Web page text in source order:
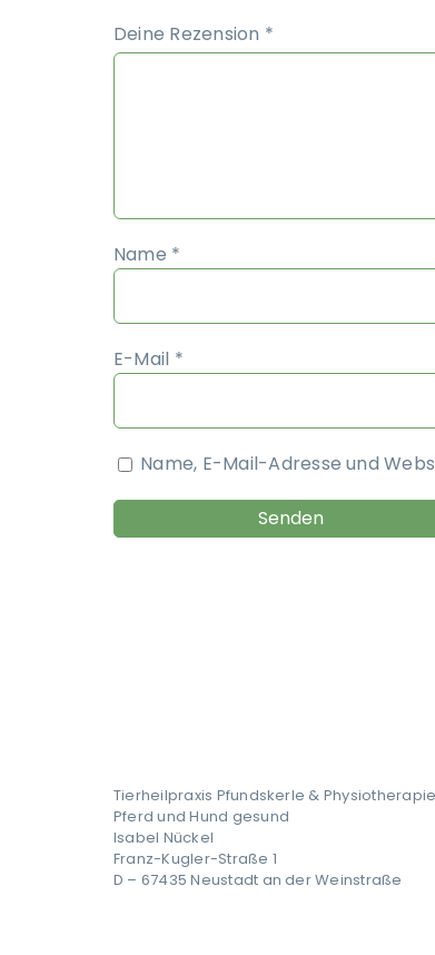
Deine Rezension *
Name *
E-Mail *
Name, E-Mail-Adresse und
Tierheilpraxis Pfundskerle & Physiotherapie
Pferd und Hund gesund
Isabel Nückel
Franz-Kugler-Straße 1
D – 67435 Neustadt an der Weinstraße